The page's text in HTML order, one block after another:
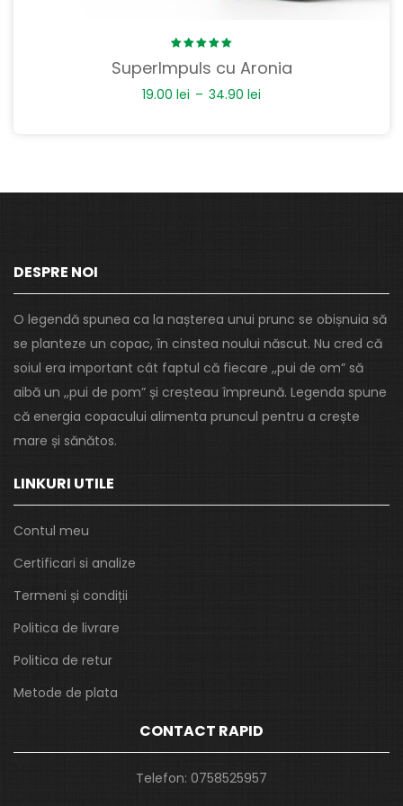
5.00 out
of 5
SuperImpuls cu Aronia
19.00 lei – 34.90 lei
DESPRE NOI
O legendă spunea ca la nașterea unui prunc se obișnuia să
se planteze un copac, în cinstea noului născut. Nu cred că
soiul era important cât faptul că fiecare ,,pui de om” să
aibă un ,,pui de pom” și creșteau împreună. Legenda spune
că energia copacului alimenta pruncul pentru a crește
mare și sănătos.
LINKURI UTILE
Contul meu
Certificari si analize
Termeni și condiții
Politica de livrare
Politica de retur
Metode de plata
CONTACT RAPID
Telefon: 0758525957